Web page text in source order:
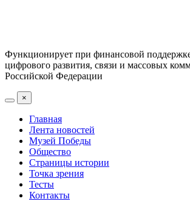
Функционирует при финансовой
цифрового развития, связи и массовых
Российской Федерации
×
Главная
Лента новостей
Музей Победы
Общество
Страницы истории
Точка зрения
Тесты
Контакты